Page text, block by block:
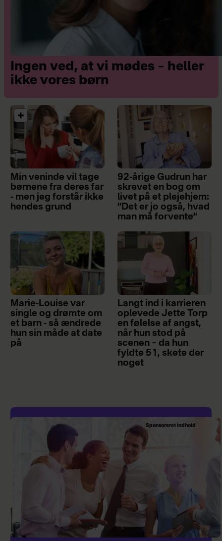
Ingen ved, at vi mødes – heller
ikke vores børn
Min veninde vil tage
børnene fra deres far
- men jeg forstår ikke
hendes grund
92-årige Gudrun har
skrevet en bog om
livet på et plejehjem:
”Det er jo også, hvad
man må forvente”
Marie-Louise var
single og drømte om
et barn - så ændrede
hun sin måde at date
på
Langt ind i karrieren
oplevede Jette Torp
en følelse af angst,
når hun stod på
scenen – da hun
fyldte 51, skete der
noget
Sponsoreret indhold